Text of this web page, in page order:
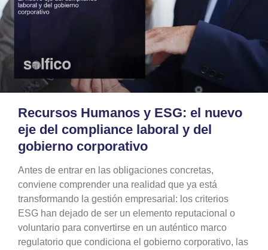
Recursos Humanos y ESG: el nuevo
eje del compliance laboral y del
gobierno corporativo
Antes de entrar en las obligaciones concretas,
conviene comprender una realidad que ya está
transformando la gestión empresarial: los criterios
ESG han dejado de ser un elemento reputacional o
voluntario para convertirse en un auténtico marco
regulatorio que condiciona el gobierno corporativo, las